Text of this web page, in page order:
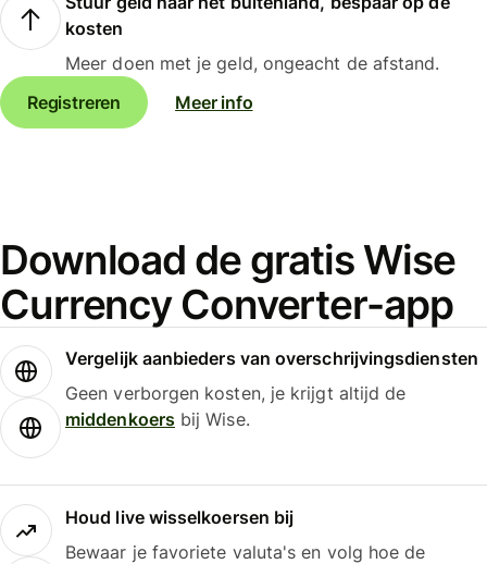
kosten
Meer doen met je geld, ongeacht de afstand.
Registreren
Meer info
Download de gratis Wise
Currency Converter-app
Vergelijk aanbieders van overschrijvingsdiensten
Geen verborgen kosten, je krijgt altijd de
middenkoersbij Wise.
Houd live wisselkoersen bij
Bewaar je favoriete valuta's en volg hoe de